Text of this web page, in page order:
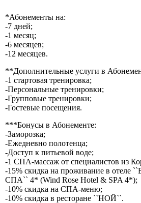
*Абонементы на:
-7 дней;
-1 месяц;
-6 месяцев;
-12 месяцев.
**Дополнительные услуги в
-1 стартовая тренировка;
-Персональные тренировки;
-Групповые тренировки;
-Гостевые посещения.
***Бонусы в Абонементе:
-Заморозка;
-Ежедневно полотенца;
-Доступ к питьевой воде;
-1 СПА-массаж от специалистов из
-15% скидка на проживание в отеле
СПА`` 4* (Wind Rose Hotel & SPA 4*);
-10% скидка на СПА-меню;
-10% скидка в ресторане ``НОЙ``.